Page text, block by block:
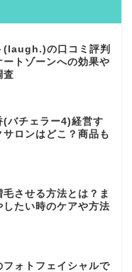
(laugh.)の口コミ評判
ートゾーンへの効果や
査
(バチェラー4)経営す
サロンはどこ？商品も
毛させる方法とは？ま
したい時のケアや方法
フォトフェイシャルで